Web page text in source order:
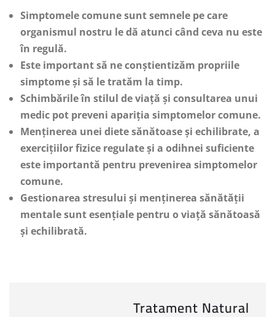
Simptomele comune sunt semnele pe care
organismul nostru le dă atunci când ceva nu este
în regulă.
Este important să ne conștientizăm propriile
simptome și să le tratăm la timp.
Schimbările în stilul de viață și consultarea unui
medic pot preveni apariția simptomelor comune.
Menținerea unei diete sănătoase și echilibrate, a
exercițiilor fizice regulate și a odihnei suficiente
este importantă pentru prevenirea simptomelor
comune.
Gestionarea stresului și menținerea sănătății
mentale sunt esențiale pentru o viață sănătoasă
și echilibrată.
Tratament Natural